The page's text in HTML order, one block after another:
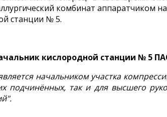
комбинат аппаратчиком
станции № 5.
кислородной станции № 5
начальником участка
подчинённых, так и для высшего